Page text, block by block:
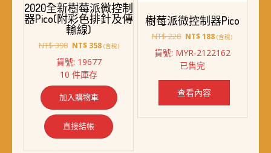
2020全新樹莓派微控制
器Pico(附彩色排針及傳
輸線)
NT$398 原
價
格：
NT$ 398。
NT$358目
NT$ 358。
(含稅)
貨號: 19677
10 件庫存
加入購物車
直接結帳
樹莓派微控制器Pico
NT$228 原
價
格：
NT$ 228。
NT$188目
價
NT$ 188。
(含稅)
貨號: MYR-2122162
已售完
查看內容